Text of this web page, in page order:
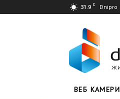
31.9 C Dnipro
ВЕБ КАМЕРИ